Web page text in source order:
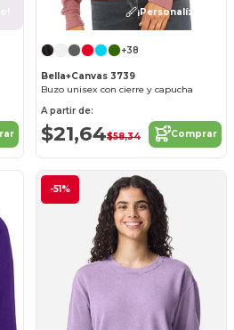
¡Personalízalo!
+38
Bella+Canvas 3739
Buzo unisex con cierre y capucha
A partir de:
$21,64$58,34 Comprar
-51%